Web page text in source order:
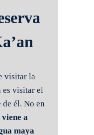
visitar la
es visitar el
él. No en
viene a
maya